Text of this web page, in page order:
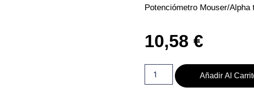
Potenciómetro Mouser/
10,58 €
Añadir Al